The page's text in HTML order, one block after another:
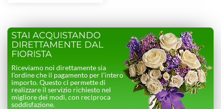
STAI ACQUISTANDO
DIRETTAMENTE DAL
FIORISTA
Riceviamo noi direttamente sia
l’ordine che il pagamento per l’intero
importo. Questo ci permette di
realizzare il servizio richiesto nel
migliore dei modi, con reciproca
soddisfazione.